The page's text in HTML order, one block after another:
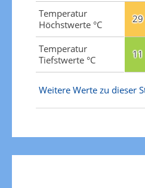
Temperatur
Höchstwerte °C
29
Temperatur
Tiefstwerte °C
11
Weitere Werte zu dieser